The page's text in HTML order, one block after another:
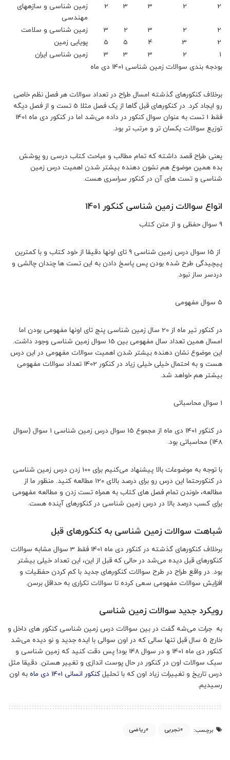
2
2
3
3
2
زمین شناسی و سازه‏های
مهندسی
2
2
3
2
3
زمین شناسی و سلامت
2
3
4
5
5
پویایی زمین
1
2
3
3
3
زمین شناسی ایران
بودجه بندی سوالات زمین شناسی 1401 دی ماه
برخلاف کنکورهای گذشته امسال طراح در تعداد سوالات هر فصل نظم خاصی
رو ایجاد کرد. در کنکورهای قبل گاها از یک فصل مثلا 5 تست و از فصل دیگه
فقط 1 تست به عنوان سوال کنکور در داده می‌شد اما در کنکور دی ماه 1401
توزیع سوالات یکسان تر و مرتب تر بود.
یعنی طراح قصد داشته که تمام مطالب و مباحث کتاب درسی رو پوشش
بده همین موضوع هم نشون دهنده بیشتر شدن اهمیت درس زمین
شناسی و تست های آن در کنکور سراسری هست.
انواع سوالات زمین شناسی کنکور 1401
9 سوال حفظی و از متن کتاب
از 15 سوال درس زمین شناسی 9 تای اونها دقیقا از خود کتاب و با کمترین
پیچیدگی طرح شده بودن پس پاسخ دادن به این تست ها چندان چالشی و
دردسر ساز نبود.
5 سوال مفهومی
در کنکور تیر ماه از 20 سال زمین شناسی پنج تای اونها مفهومی بودن اما
امسال همین تعداد سال مفهومی بین 15 سوال زمین شناسی وجود داشت.
این موضوع نشان دهنده بیشتر شدن اهمیت سوالات مفهومی در این درس
هست و به احتمال خیلی خیلی زیاد در کنکور 1402 تعداد سوالات مفهومی
بیشتر هم خواهد شد.
1 سوال محاسباتی
در کنکور 1401 دی ماه از مجموع 15 سوال درس زمین شناسی 1 سوال (سوال
148) محاسباتی بود.
با توجه به موضوعات بالا پیشنهاد می‌کنیم برای 100 زدن درس زمین شناسی
در کنکورحتما این درس رو برای درصد بالای 120 مطالعه کنید. منظور ما از
مطالعه، خوندن تمام فصل های کتاب به همراه تست زدن و مطالعه مفهومی
برای کسب درصد بالا در درس زمین شناسی در کنکورهای آینده هست.
شباهت سوالات زمین شناسی به کنکورهای قبل
برخلاف کنکورهای گذشته در کنکور دی ماه 1401 فقط 3 سوال مشابه سوالات
کنکورهای قبل دیده می‌شد در حالی که قبل از این، این تعداد خیلی بیشتر
بود. در واقع طراح در طرح سوالات کنکورهای جدید با کم کردن حفظیات و
افزایش سوالات مفهومی سعی کرده تا سوالات تکراری به حداقل برسن.
رویکرد جدید سوالات زمین شناسی
به جرات می‌شه گفت در بین سوالات درس زمین شناسی کنکور های داخل و
خارج 5 سال قبل تنها سالی که در اون سوالی با ایده جدید و نو دیده می‌شد
کنکور دی ماه 1401 و در سوال 148 بود! پس دقت کنید که زمین شناسی و
سبک سوالات اون در کنکور در حال پوست اندازی و تغییر هستن. دقیقا مثل
درس تاریخ و تغییرات زیاد اون که با تحلیل کنکور انسانی 1401 دی ماه
به اون
رسیدیم.
برچسب: تجربی ریاضی